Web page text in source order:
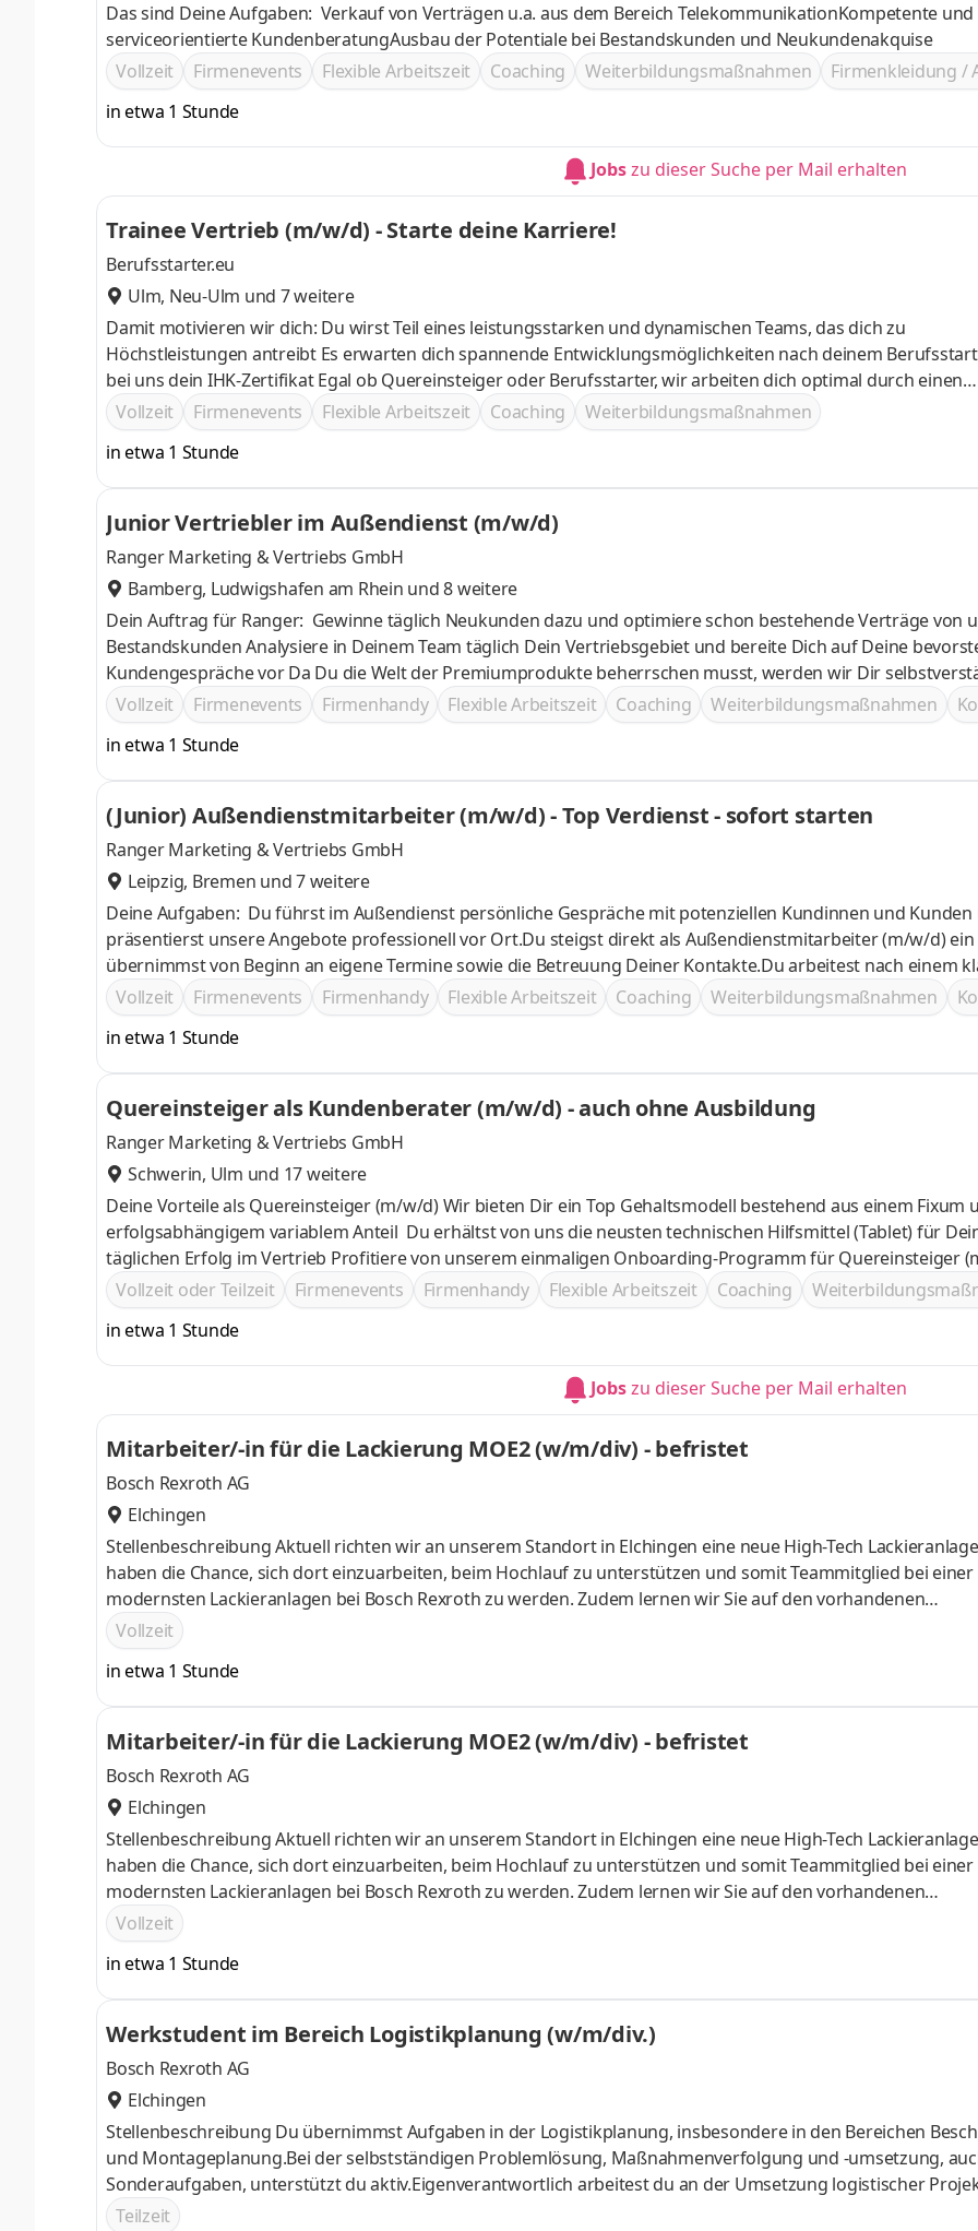
Das sind Deine Aufgaben: Verkauf von Verträgen u.a. aus dem Bereich TelekommunikationKompetente und
serviceorientierte KundenberatungAusbau der Potentiale bei Bestandskunden und Neukundenakquise
Vollzeit
Firmenevents Flexible Arbeitszeit Coaching Weiterbildungsmaßnahmen Firmenkleidung /
in etwa 1 Stunde
Jobszu dieser Suche per Mail erhalten
Trainee Vertrieb (m/w/d) - Starte deine Karriere!
Berufsstarter.eu
Ulm, Neu-Ulm und 7 weitere
Damit motivieren wir dich: Du wirst Teil eines leistungsstarken und dynamischen Teams, das dich zu
Höchstleistungen antreibt Es erwarten dich spannende Entwicklungsmöglichkeiten nach deinem Berufsstart! Mache
bei uns dein IHK-Zertifikat Egal ob Quereinsteiger oder Berufsstarter, wir arbeiten dich optimal durch einen
persönlichen Trainer ein Lasse dich für den Außendienst durch Incentives und Mitarbeiterevents motivieren
Vollzeit Firmenevents Flexible Arbeitszeit Coaching
Weiterbildungsmaßnahmen
in etwa 1 Stunde
Junior Vertriebler im Außendienst (m/w/d)
Ranger Marketing & Vertriebs GmbH
Bamberg, Ludwigshafen am Rhein und 8 weitere
Dein Auftrag für Ranger: Gewinne täglich Neukunden dazu und optimiere schon bestehende Verträge von unseren
Bestandskunden Analysiere in Deinem Team täglich Dein Vertriebsgebiet und bereite Dich auf Deine
Kundengespräche vor Da Du die Welt der Premiumprodukte beherrschen musst, werden wir Dir
einen Trainer und eine ausführliche Einarbeitung bieten
Vollzeit Firmenevents Firmenhandy Flexible Arbeitszeit Coaching Weiterbildungsmaßnahmen
in etwa 1 Stunde
(Junior) Außendienstmitarbeiter (m/w/d) - Top Verdienst - sofort starten
Ranger Marketing & Vertriebs GmbH
Leipzig, Bremen und 7 weitere
Deine Aufgaben: Du führst im Außendienst persönliche Gespräche mit potenziellen Kundinnen und Kunden
präsentierst unsere Angebote professionell vor Ort.Du steigst direkt als Außendienstmitarbeiter (m/w/d)
übernimmst von Beginn an eigene Termine sowie die Betreuung Deiner Kontakte.Du arbeitest nach einem
strukturierten Ablauf, bei dem eine seriöse Beratung im Vordergrund steht und kein unnötiger
entsteht.Du profitierst von einem leistungsorientierten Vergütungsmodell, bei dem Dein Verdienst mit
Einsatz und Deinen Ergebnissen kontinuierlich mitwächst.
Vollzeit Firmenevents Firmenhandy Flexible Arbeitszeit Coaching Weiterbildungsmaßnahmen
in etwa 1 Stunde
Quereinsteiger als Kundenberater (m/w/d) - auch ohne Ausbildung
Ranger Marketing & Vertriebs GmbH
Schwerin, Ulm und 17 weitere
Deine Vorteile als Quereinsteiger (m/w/d) Wir bieten Dir ein Top Gehaltsmodell bestehend aus einem Fixum
erfolgsabhängigem variablem Anteil Du erhältst von uns die neusten technischen Hilfsmittel (Tablet) für
täglichen Erfolg im Vertrieb Profitiere von unserem einmaligen Onboarding-Programm für Quereinsteiger
mit persönlichem Trainer und qualifizierten Workshops Jeder erhält DIE Chance im Vertrieb aufzusteigen
Karriere zu machen – auch als Quereinsteiger (m/w/d) ohne Ausbildung! Sei Teil unser Ranger Community
Deine Kollegen als Freunde kennen
Vollzeit oder Teilzeit Firmenevents Firmenhandy Flexible Arbeitszeit Coaching
in etwa 1 Stunde
Jobszu dieser Suche per Mail erhalten
Mitarbeiter/-in für die Lackierung MOE2 (w/m/div) - befristet
Bosch Rexroth AG
Elchingen
Stellenbeschreibung Aktuell richten wir an unserem Standort in Elchingen eine neue High-Tech
haben die Chance, sich dort einzuarbeiten, beim Hochlauf zu unterstützen und somit Teammitglied bei
modernsten Lackieranlagen bei Bosch Rexroth zu werden. Zudem lernen wir Sie auf den vorhandenen
Produktionsanlagen ein, so dass Sie im Lackierteam vollumfänglich unterstützen können. Dabei haben Sie
anderem folgende Aufgaben:Sie verschließen die bereitgestellten Einheiten nach Vorgabe mittels Schrauben
Flanschabdeckungen.Sie trocknen Einheiten nach dem Waschprozess manuell und maskieren/demaskieren
Vorgaben.Sie übergeben Einheiten nach
Vollzeit
in etwa 1 Stunde
Mitarbeiter/-in für die Lackierung MOE2 (w/m/div) - befristet
Bosch Rexroth AG
Elchingen
Stellenbeschreibung Aktuell richten wir an unserem Standort in Elchingen eine neue High-Tech
haben die Chance, sich dort einzuarbeiten, beim Hochlauf zu unterstützen und somit Teammitglied bei
modernsten Lackieranlagen bei Bosch Rexroth zu werden. Zudem lernen wir Sie auf den vorhandenen
Produktionsanlagen ein, so dass Sie im Lackierteam vollumfänglich unterstützen können. Dabei haben Sie
anderem folgende Aufgaben:Sie verschließen die bereitgestellten Einheiten nach Vorgabe mittels Schrauben
Flanschabdeckungen.Sie trocknen Einheiten nach dem Waschprozess manuell und maskieren/demaskieren
Vorgaben.Sie übergeben Einheiten nach
Vollzeit
in etwa 1 Stunde
Werkstudent im Bereich Logistikplanung (w/m/div.)
Bosch Rexroth AG
Elchingen
Stellenbeschreibung Du übernimmst Aufgaben in der Logistikplanung, insbesondere in den Bereichen
und Montageplanung.Bei der selbstständigen Problemlösung, Maßnahmenverfolgung und -umsetzung,
Sonderaufgaben, unterstützt du aktiv.Eigenverantwortlich arbeitest du an der Umsetzung logistischer
bringst dich aktiv in den Produktentstehungsprozess ein.Intensiven Kontakt pflegst du zu internen
Teilzeit